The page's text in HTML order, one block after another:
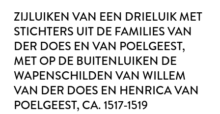
ZIJLUIKEN VAN EEN DRIELUIK MET
STICHTERS UIT DE FAMILIES VAN
DER DOES EN VAN POELGEEST,
MET OP DE BUITENLUIKEN DE
WAPENSCHILDEN VAN WILLEM
VAN DER DOES EN HENRICA VAN
POELGEEST, CA. 1517-1519